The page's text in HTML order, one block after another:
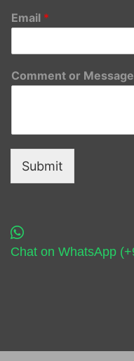
Email *
Comment or Message
Submit
Chat on WhatsApp